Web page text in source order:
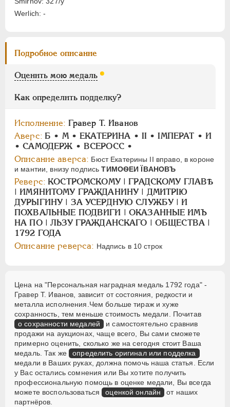
Werlich: -
Подробное описание
Оценить мою медаль
Как определить подделку?
Исполнение: Гравер Т. Иванов
Аверс: Б • M • ЕКАТЕРИНА • II • IМПЕРАТ • И
• САМОДЕРЖ • ВСЕРОСС •
Описание аверса: Бюст Екатерины II вправо, в короне
и мантии, внизу подписьТИМОѲЕИ ÏBAHOBЪ
Реверс: КОСТРОМСКОМУ | ГРАДСКОМУ ГЛАВѢ
| ИМЯНИТОМУ ГРАЖДАНИНУ | ДМИТРIЮ
ДУРЫГИНУ | ЗА УСЕРДНУЮ СЛУЖБУ | И
ПОХВАЛЬНЫЕ ПОДВИГИ | ОКАЗАННЫЕ ИМЪ
НА ПО | ЛЬЗУ ГРАЖДАНСКАГО | ОБЩЕСТВА |
1792 ГОДА
Описание реверса: Надпись в 10 строк
Цена на "Персональная наградная медаль 1792 года" -
Гравер Т. Иванов, зависит от состояния, редкости и
металла исполнения.Чем больше тираж и хуже
сохранность, тем меньше стоимость медали. Почитав
о сохранности медалей и самостоятельно сравнив
продажи на аукционах, чаще всего, Вы сами сможете
примерно оценить, сколько же на сегодня стоит Ваша
медаль. Так же определить оригинал или подделка
медали в Ваших руках, должна помочь наша статья. Если
у Вас остались сомнения или Вы хотите получить
профессиональную помощь в оценке медали, Вы всегда
можете воспользоваться оценкой онлайн
от наших
партнёров.
НИКОЛАЙ I 1826-1855
АЛЕКСАНДР III 1881-1894
НИКОЛАЙ II 1894-1917